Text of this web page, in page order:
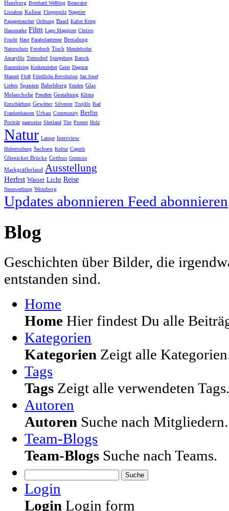
Hamburg Bernhard Weßling Beaucaire
Lissabon Kulisse Fliegenpilz Nagetier
Papageitaucher Ordnung Basel Kalter Krieg
Hausmarke Film Lago Maggiore Christo
Frucht Hase Parabolantenne Bemalung
Naturschutz Fotobuch Tisch Mendelsohn
Amaryllis Tremsdorf Spiegelung Barock
Bauernkrieg Korkenzieher Geier Dagmar
Manzel Floß Friedliche Revolution Jan Josef
Liefers Spanien Babelsberg Emden Glas
Melancholie Preußen Gestaltung Klima
Entschärfung Gewitter Silvester Trujillo Bad
Frankenhausen Urban Community Berlin
Porträt paarweise Shetland Tier Protest Holz
Natur Lampe Interview
Hubertusburg Sachsen Kultur Caputh
Glienicker Brücke Cottbus Grumsin
Markgräflerland Ausstellung
Herbst Wasser Licht Reise
Neonwerbung Weinberg
Updates abonnieren Feed abonnieren
Blog
Geschichten über Bilder, die
entstanden sind.
Home
Home Hier findest Du alle
Kategorien
Kategorien Zeigt alle
Tags
Tags Zeigt alle verwendeten Tags.
Autoren
Autoren Suche nach Mitgliedern.
Team-Blogs
Team-Blogs Suche nach Teams.
Suche
Login
Login Login form